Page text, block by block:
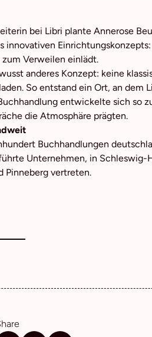
bei Libri plante Annerose
innovativen
Verweilen einlädt.
anderes Konzept: keine
So entstand ein Ort, an dem
entwickelte sich so
die Atmosphäre prägten.
Buchhandlungen
Unternehmen, in Schleswig-
Pinneberg vertreten.